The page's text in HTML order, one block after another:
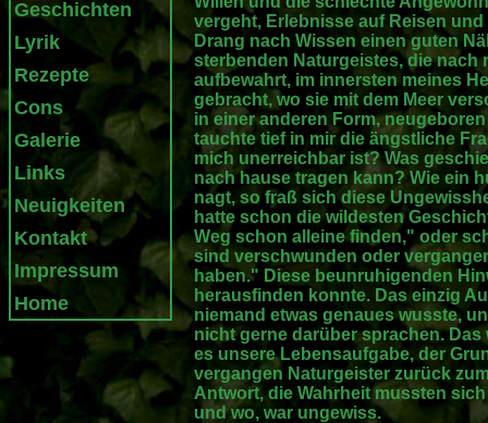
Geschichten
Lyrik
Rezepte
Cons
Galerie
Links
Neuigkeiten
Kontakt
Impressum
Home
vergeht, Erlebnisse auf Reisen
Drang nach Wissen einen guten
sterbenden Naturgeistes, die nach
aufbewahrt, im innersten meines
gebracht, wo sie mit dem Meer
in einer anderen Form,
tauchte tief in mir die ängstliche
mich unerreichbar ist? Was
nach hause tragen kann? Wie ein
nagt, so fraß sich diese
hatte schon die wildesten
Weg schon alleine finden," oder
sind verschwunden oder
haben." Diese beunruhigenden
herausfinden konnte. Das einzig
niemand etwas genaues wusste,
nicht gerne darüber sprachen.
es unsere Lebensaufgabe, der
vergangen Naturgeister zurück
Antwort, die Wahrheit mussten
und wo, war ungewiss.